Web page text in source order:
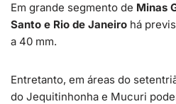
Em grande segmento de Minas
Santo e Rio de Janeiro há
a 40 mm.
Entretanto, em áreas do
do Jequitinhonha e Mucuri